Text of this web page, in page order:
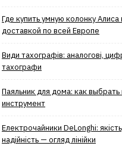
Где купить умную колонку Алиса
доставкой по всей Европе
Види тахографів: аналогові,
тахографи
Паяльник для дома: как
инструмент
Електрочайники DeLonghi:
надійність — огляд лінійки